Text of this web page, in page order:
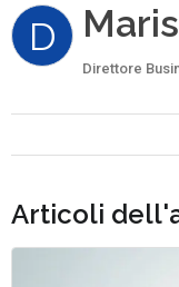
D
Direttore
Articoli